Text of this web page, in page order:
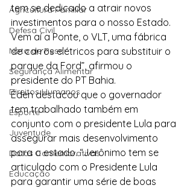
Agricultura Familiar
Defesa Civil
Nota de Pesar
Segurança Alimentar
Direitos Humanos
Esporte
Juventude
Datas Comemorativas
Educação
tem se dedicado a atrair novos
investimentos para o nosso Estado.
Vem aí a Ponte, o VLT, uma fábrica
de carros elétricos para substituir o
parque da Ford”, afirmou o
presidente do PT Bahia.
Éden destacou que o governador
tem trabalhado também em
conjunto com o presidente Lula para
assegurar mais desenvolvimento
para o estado. “Jerônimo tem se
articulado com o Presidente Lula
para garantir uma série de boas